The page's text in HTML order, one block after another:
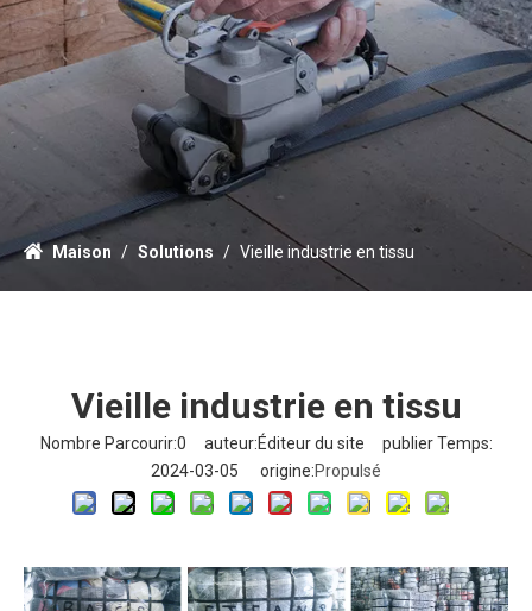
Maison / Solutions / Vieille industrie en tissu
Vieille industrie en tissu
Nombre Parcourir:0 auteur:Éditeur du site publier Temps:
2024-03-05 origine:Propulsé